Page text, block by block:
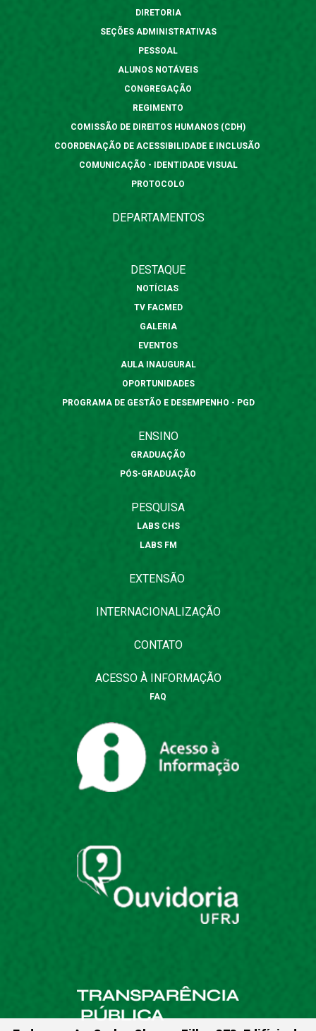
DIRETORIA
SEÇÕES ADMINISTRATIVAS
PESSOAL
ALUNOS NOTÁVEIS
CONGREGAÇÃO
REGIMENTO
COMISSÃO DE DIREITOS HUMANOS (CDH)
COORDENAÇÃO DE ACESSIBILIDADE E INCLUSÃO
COMUNICAÇÃO - IDENTIDADE VISUAL
PROTOCOLO
DEPARTAMENTOS
DESTAQUE
NOTÍCIAS
TV FACMED
GALERIA
EVENTOS
AULA INAUGURAL
OPORTUNIDADES
PROGRAMA DE GESTÃO E DESEMPENHO - PGD
ENSINO
GRADUAÇÃO
PÓS-GRADUAÇÃO
PESQUISA
LABS CHS
LABS FM
EXTENSÃO
INTERNACIONALIZAÇÃO
CONTATO
ACESSO À INFORMAÇÃO
FAQ